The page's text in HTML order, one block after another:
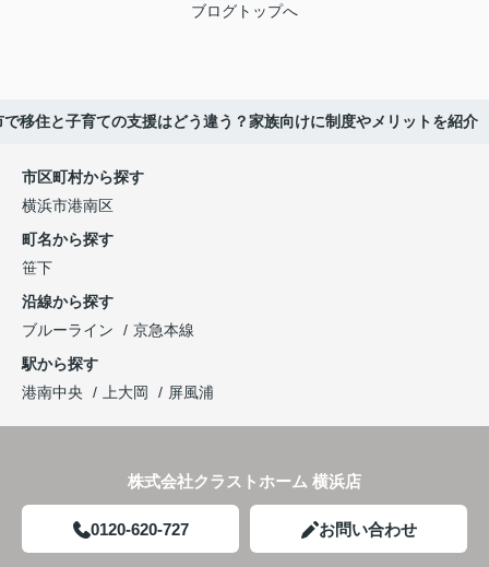
ブログトップへ
で移住と子育ての支援はどう違う？家族向けに制度やメリットを紹介
市区町村から探す
横浜市港南区
町名から探す
笹下
沿線から探す
ブルーライン
京急本線
駅から探す
港南中央
上大岡 屏風浦
株式会社クラストホーム 横浜店
0120-620-727 お問い合わせ